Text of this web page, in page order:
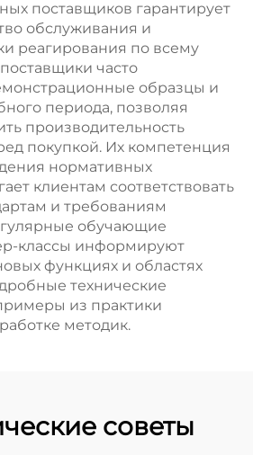
поставщиков гарантирует
обслуживания и
реагирования по всему
часто
образцы и
периода, позволяя
производительность
покупкой. Их компетенция
нормативных
клиентам соответствовать
и требованиям
обучающие
классы информируют
функциях и областях
технические
из практики
методик.
советы